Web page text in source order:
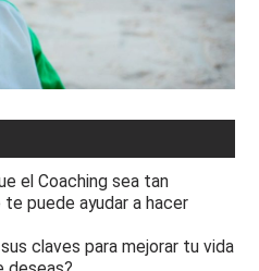
el Coaching sea tan
puede ayudar a hacer
clavespara mejorar tu vida